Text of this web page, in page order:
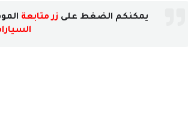
يمكنكم الضغط على زر متابعة